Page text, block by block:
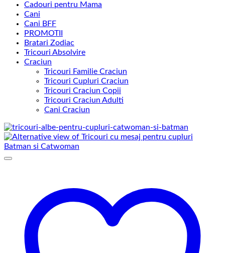
Cadouri pentru Mama
Cani
Cani BFF
PROMOTII
Bratari Zodiac
Tricouri Absolvire
Craciun
Tricouri Familie Craciun
Tricouri Cupluri Craciun
Tricouri Craciun Copii
Tricouri Craciun Adulti
Cani Craciun